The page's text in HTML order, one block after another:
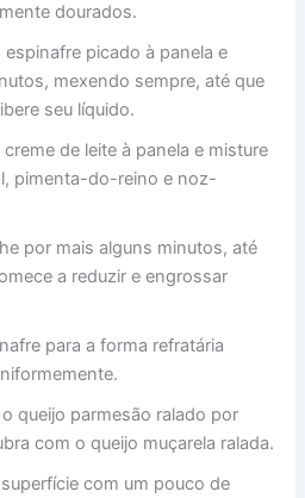
dourados.
picado à panela e
mexendo sempre, até que
seu líquido.
de leite à panela e misture
pimenta-do-reino e noz-
por mais alguns minutos, até
a reduzir e engrossar
para a forma refratária
queijo parmesão ralado por
com o queijo muçarela ralada.
com um pouco de